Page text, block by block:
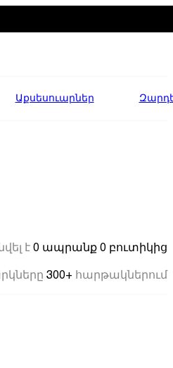
Աքսեսուարներ
է 0 ապրանք 0 բուտիկից
300+ հարթակներում